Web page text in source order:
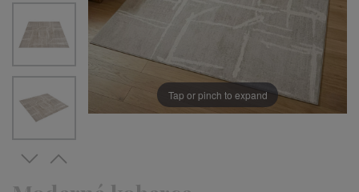
Tap or pinch to expand